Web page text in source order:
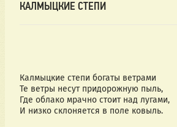
КАЛМЫЦКИЕ СТЕПИ
Калмыцкие степи богаты ветрами
Те ветры несут придорожную пыль,
Где облако мрачно стоит над лугами,
И низко склоняется в поле ковыль.